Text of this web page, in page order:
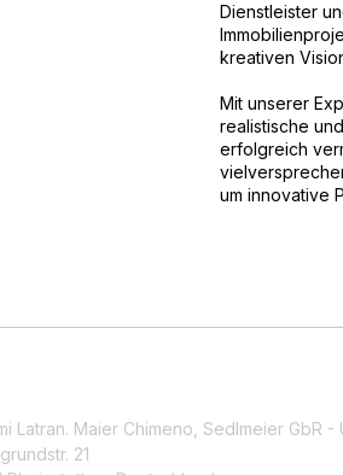
Dienstleister
kreativen
Mit unserer
realistische
erfolgreich
um innovative
Latran. Maier Chimeno, Sedlmeier GbR
21